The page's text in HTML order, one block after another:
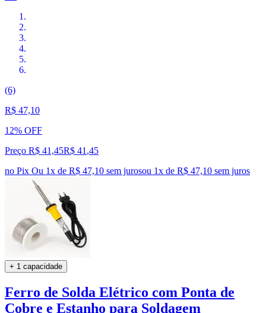
(6)
R$ 47,10
12% OFF
Preço R$ 41,45R$ 41 ,45
no Pix Ou 1x de R$ 47,10 sem jurosou 1x de R$ 47,10 sem juros
+ 1 capacidade
Ferro de Solda Elétrico com Ponta de
Cobre e Estanho para Soldagem